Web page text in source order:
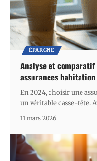
ÉPARGNE
Analyse et
assurances
En 2024, choisir une
un véritable casse-tête.
11 mars 2026